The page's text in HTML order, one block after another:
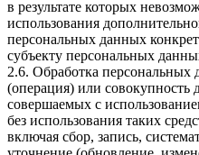
в результате которых
использования
персональных данных
субъекту персональных
2.6. Обработка
(операция) или совокупность
совершаемых с
без использования таких
включая сбор, запись,